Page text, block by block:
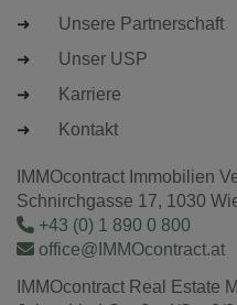
Unsere Partnerschaft
Unser USP
Karriere
Kontakt
IMMOcontract Immobilien
Schnirchgasse 17, 1030
+43 (0) 1 890 0 800
office@IMMOcontract.at
IMMOcontract Real Estate